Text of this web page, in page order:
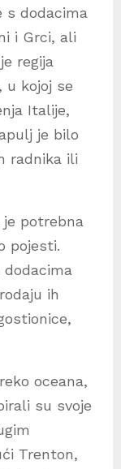
s dodacima
i Grci, ali
regija
u kojoj se
Italije,
je bilo
radnika ili
potrebna
pojesti.
dodacima
ih
oceana,
su svoje
Trenton,